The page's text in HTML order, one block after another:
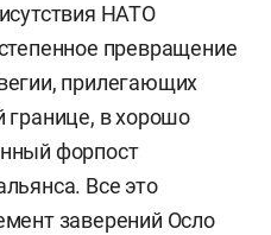
НАТО
превращение
прилегающих
границе, в хорошо
форпост
Все это
заверений Осло